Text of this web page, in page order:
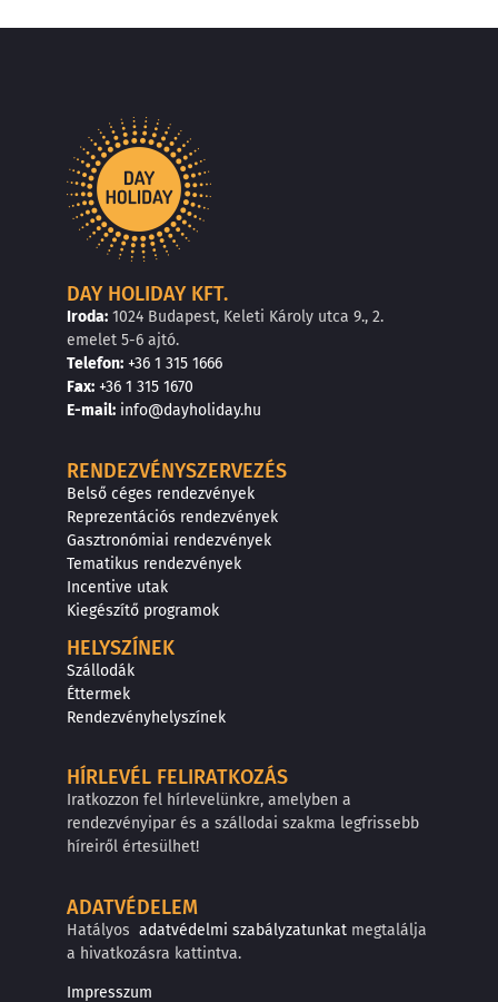
DAY HOLIDAY KFT.
Iroda: 1024 Budapest, Keleti Károly utca 9., 2.
emelet 5-6 ajtó.
Telefon: +36 1 315 1666
Fax: +36 1 315 1670
E-mail: info@dayholiday.hu
RENDEZVÉNYSZERVEZÉS
Belső céges rendezvények
Reprezentációs rendezvények
Gasztronómiai rendezvények
Tematikus rendezvények
Incentive utak
Kiegészítő programok
HELYSZÍNEK
Szállodák
Éttermek
Rendezvényhelyszínek
HÍRLEVÉL FELIRATKOZÁS
Iratkozzon fel hírlevelünkre, amelyben a
rendezvényipar és a szállodai szakma legfrissebb
híreiről értesülhet!
ADATVÉDELEM
Hatályos adatvédelmi szabályzatunkat megtalálja
a hivatkozásra kattintva.
Impresszum